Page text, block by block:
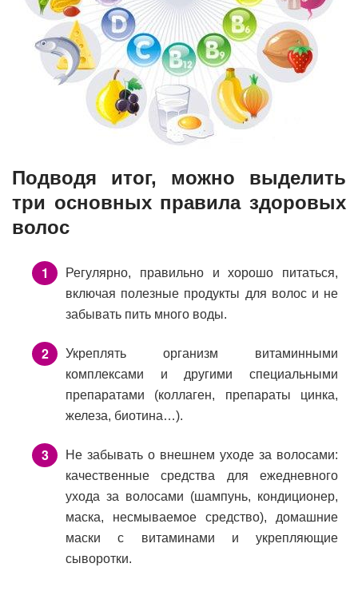
Подводя итог, можно выделить
три основных правила здоровых
волос
Регулярно, правильно и хорошо питаться,
включая полезные продукты для волос и не
забывать пить много воды.
Укреплять организм витаминными
комплексами и другими специальными
препаратами (коллаген, препараты цинка,
железа, биотина…).
Не забывать о внешнем уходе за волосами:
качественные средства для ежедневного
ухода за волосами (шампунь, кондиционер,
маска, несмываемое средство), домашние
маски с витаминами и укрепляющие
сыворотки.